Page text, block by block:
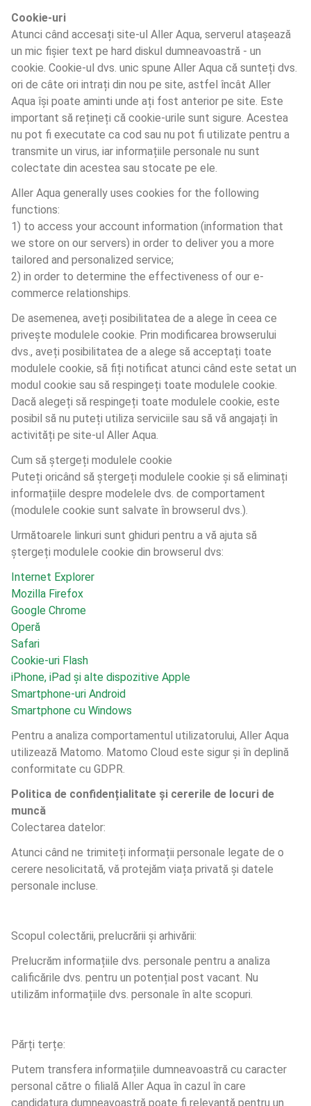
Cookie-uri
Atunci când accesați site-ul Aller Aqua, serverul atașează
un mic fișier text pe hard diskul dumneavoastră - un
cookie. Cookie-ul dvs. unic spune Aller Aqua că sunteți dvs.
ori de câte ori intrați din nou pe site, astfel încât Aller
Aqua își poate aminti unde ați fost anterior pe site. Este
important să rețineți că cookie-urile sunt sigure. Acestea
nu pot fi executate ca cod sau nu pot fi utilizate pentru a
transmite un virus, iar informațiile personale nu sunt
colectate din acestea sau stocate pe ele.
Aller Aqua generally uses cookies for the following
functions:
1) to access your account information (information that
we store on our servers) in order to deliver you a more
tailored and personalized service;
2) in order to determine the effectiveness of our e-
commerce relationships.
De asemenea, aveți posibilitatea de a alege în ceea ce
privește modulele cookie. Prin modificarea browserului
dvs., aveți posibilitatea de a alege să acceptați toate
modulele cookie, să fiți notificat atunci când este setat un
modul cookie sau să respingeți toate modulele cookie.
Dacă alegeți să respingeți toate modulele cookie, este
posibil să nu puteți utiliza serviciile sau să vă angajați în
activități pe site-ul Aller Aqua.
Cum să ștergeți modulele cookie
Puteți oricând să ștergeți modulele cookie și să eliminați
informațiile despre modelele dvs. de comportament
(modulele cookie sunt salvate în browserul dvs.).
Următoarele linkuri sunt ghiduri pentru a vă ajuta să
ștergeți modulele cookie din browserul dvs:
Internet Explorer
Mozilla Firefox
Google Chrome
Operă
Safari
Cookie-uri Flash
iPhone, iPad și alte dispozitive Apple
Smartphone-uri Android
Smartphone cu Windows
Pentru a analiza comportamentul utilizatorului, Aller Aqua
utilizează Matomo. Matomo Cloud este sigur și în deplină
conformitate cu GDPR.
Politica de confidențialitate și cererile de locuri de
muncă
Colectarea datelor:
Atunci când ne trimiteți informații personale legate de o
cerere nesolicitată, vă protejăm viața privată și datele
personale incluse.
Scopul colectării, prelucrării și arhivării:
Prelucrăm informațiile dvs. personale pentru a analiza
calificările dvs. pentru un potențial post vacant. Nu
utilizăm informațiile dvs. personale în alte scopuri.
Părți terțe:
Putem transfera informațiile dumneavoastră cu caracter
personal către o filială Aller Aqua în cazul în care
candidatura dumneavoastră poate fi relevantă pentru un